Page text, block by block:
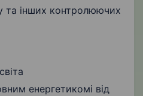
та інших контролюючих
енергетикомі від